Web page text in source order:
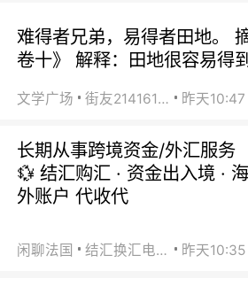
难得者兄弟，易得者田地。
卷十》 解释：田地很容易得
文学广场 街友21416156 昨天10:47
长期从事跨境资金/外汇服务
💱 结汇购汇 · 资金出入境 · 海
外账户 代收代
闲聊法国 结汇换汇电汇 昨天10:35